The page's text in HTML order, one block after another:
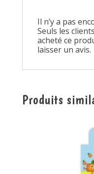
Il n’y a pas
Seuls les
acheté ce
laisser un avis.
Produits